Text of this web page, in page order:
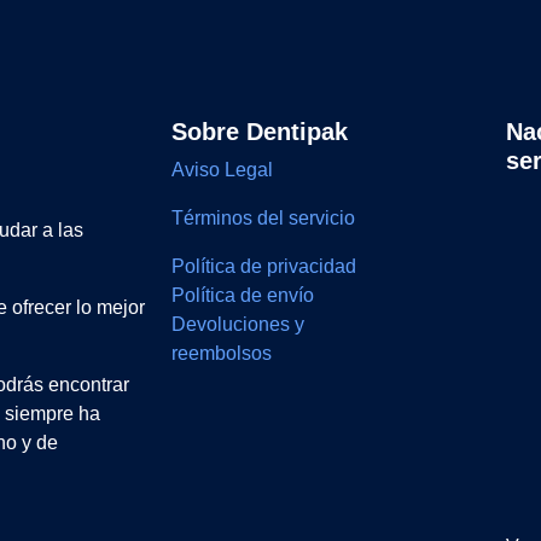
Sobre Dentipak
Aviso Legal
Términos del servicio
Política de privacidad
Política de envío
Devoluciones y
reembolsos
a las
ofrecer lo mejor
encontrar
ha
y de